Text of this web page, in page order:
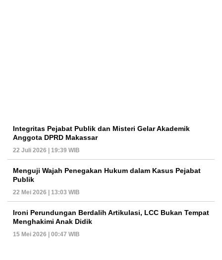
Integritas Pejabat Publik dan Misteri Gelar Akademik
Anggota DPRD Makassar
22 Juli 2026 | 19:39 WIB
Menguji Wajah Penegakan Hukum dalam Kasus Pejabat
Publik
22 Mei 2026 | 13:03 WIB
Ironi Perundungan Berdalih Artikulasi, LCC Bukan Tempat
Menghakimi Anak Didik
15 Mei 2026 | 00:47 WIB